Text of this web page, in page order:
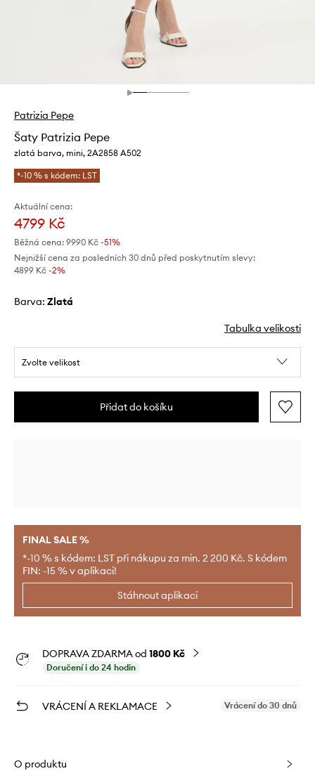
Patrizia Pepe
Šaty Patrizia Pepe
zlatá barva, mini, 2A2858 A502
*-10 % s kódem: LST
Aktuální cena:
4799 Kč
Běžná cena: 9990 Kč -51%
Nejnižší cena za posledních 30 dnů před poskytnutím slevy:
4899 Kč -2%
Barva: zlatá
Tabulka velikosti
Zvolte velikost
Přidat do košíku
FINAL SALE %
*-10 % s kódem: LST při nákupu za min. 2 200 Kč. S kódem
FIN: -15 % v aplikaci!
Stáhnout aplikaci
DOPRAVA ZDARMA od 1800 Kč
Doručení i do 24 hodin
VRÁCENÍ A REKLAMACE Vrácení do 30 dnů
O produktu